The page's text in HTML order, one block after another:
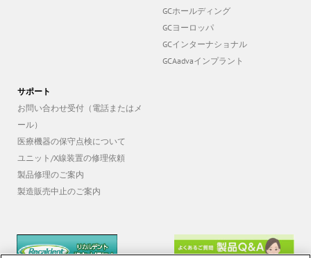
GCホールディング
GCヨーロッパ
GCインターナショナル
GCAadvaインプラント
サポート
お問い合わせ受付（電話またはメ
ール）
医療機器の保守点検について
ユニット/X線装置の修理依頼
製品修理のご案内
製造販売中止のご案内